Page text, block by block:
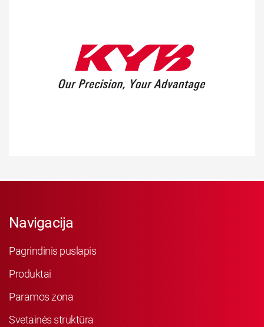
Navigacija
Pagrindinis puslapis
Produktai
Paramos zona
Svetainės struktūra